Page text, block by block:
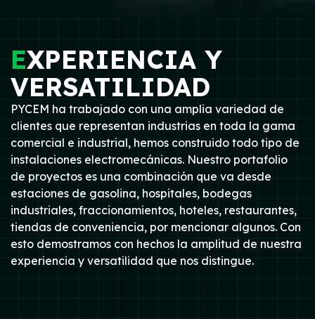
EXPERIENCIA Y
VERSATILIDAD
PYCEM ha trabajado con una amplia variedad de
clientes que representan industrias en toda la gama
comercial e industrial, hemos construido todo tipo de
instalaciones electromecánicas. Nuestro portafolio
de proyectos es una combinación que va desde
estaciones de gasolina, hospitales, bodegas
industriales, fraccionamientos, hoteles, restaurantes,
tiendas de conveniencia, por mencionar algunos. Con
esto demostramos con hechos la amplitud de nuestra
experiencia y versatilidad que nos distingue.